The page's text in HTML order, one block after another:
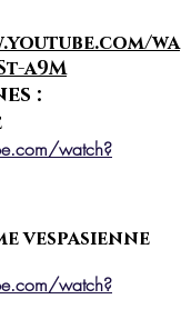
wa
a9M
:
watch?
vespasienne
watch?